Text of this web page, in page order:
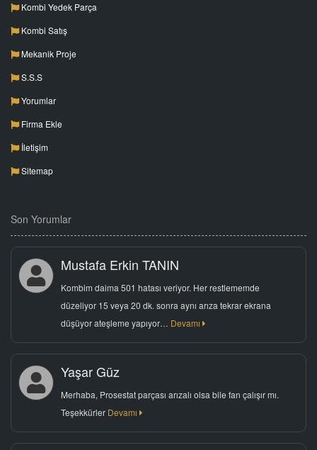
Kombi Yedek Parça
Kombi Satış
Mekanik Proje
S.S.S
Yorumlar
Firma Ekle
İletişim
Sitemap
Son Yorumlar
Mustafa Erkin TANIN
Kombim daima 501 hatası veriyor. Her restlememde
düzeliyor 15 veya 20 dk. sonra aynı arıza tekrar ekrana
düşüyor ateşleme yapıyor… Devamı
Yaşar Güz
Merhaba, Prosestat parçası arızalı olsa bile fan çalışır mı.
Teşekkürler Devamı